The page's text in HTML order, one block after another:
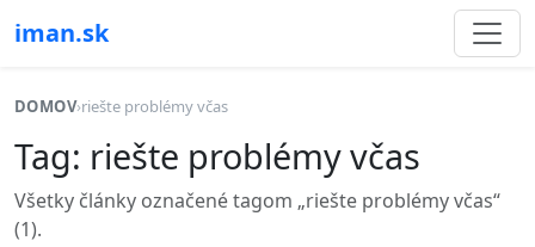
iman.sk
DOMOV›riešte problémy včas
Tag: riešte problémy včas
Všetky články označené tagom „riešte problémy včas“
(1).